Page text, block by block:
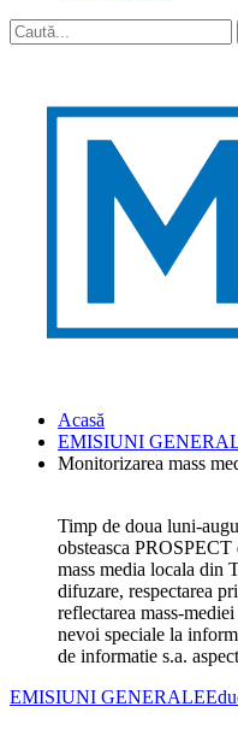
Acasă
EMISIUNI
Monitorizarea mass
Timp de doua luni-
obsteasca
mass media locala din
difuzare, respectarea
reflectarea mass-
nevoi speciale la
de informatie s.a.
EMISIUNI GENERALE